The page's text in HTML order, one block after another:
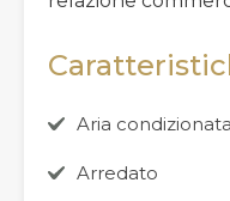
Aria condizionata
Arredato